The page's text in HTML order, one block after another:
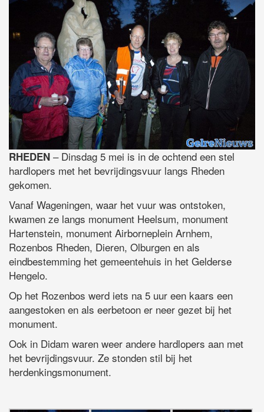
RHEDEN – Dinsdag 5 mei is in de ochtend een stel
hardlopers met het bevrijdingsvuur langs Rheden
gekomen.
Vanaf Wageningen, waar het vuur was ontstoken,
kwamen ze langs monument Heelsum, monument
Hartenstein, monument Airborneplein Arnhem,
Rozenbos Rheden, Dieren, Olburgen en als
eindbestemming het gemeentehuis in het Gelderse
Hengelo.
Op het Rozenbos werd iets na 5 uur een kaars een
aangestoken en als eerbetoon er neer gezet bij het
monument.
Ook in Didam waren weer andere hardlopers aan met
het bevrijdingsvuur. Ze stonden stil bij het
herdenkingsmonument.